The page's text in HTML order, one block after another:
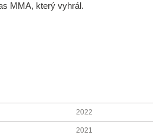
MMA, který vyhrál.
2022
2021